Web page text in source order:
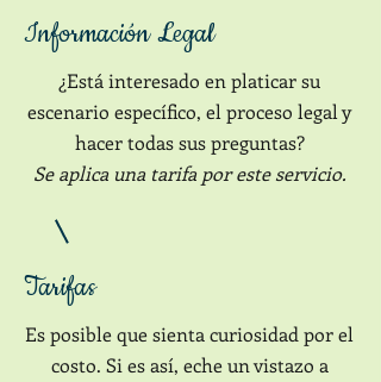
Información Legal
¿Está interesado en platicar su
escenario específico, el proceso legal y
hacer todas sus preguntas?
Se aplica una tarifa por este servicio.
Tarifas
Es posible que sienta curiosidad por el
costo. Si es así, eche un vistazo a